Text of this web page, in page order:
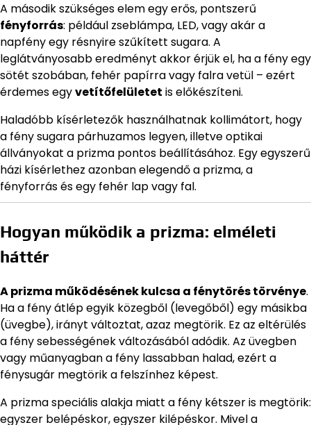
A második szükséges elem egy erős, pontszerű
fényforrás: például zseblámpa, LED, vagy akár a
napfény egy résnyire szűkített sugara. A
leglátványosabb eredményt akkor érjük el, ha a fény egy
sötét szobában, fehér papírra vagy falra vetül – ezért
érdemes egyvetítőfelületet is előkészíteni.
Haladóbb kísérletezők használhatnak kollimátort, hogy
a fény sugara párhuzamos legyen, illetve optikai
állványokat a prizma pontos beállításához. Egy egyszerű
házi kísérlethez azonban elegendő a prizma, a
fényforrás és egy fehér lap vagy fal.
Hogyan működik a prizma: elméleti
háttér
A prizma működésének kulcsa a fénytörés törvénye.
Ha a fény átlép egyik közegből (levegőből) egy másikba
(üvegbe), irányt változtat, azaz megtörik. Ez az eltérülés
a fény sebességének változásából adódik. Az üvegben
vagy műanyagban a fény lassabban halad, ezért a
fénysugár megtörik a felszínhez képest.
A prizma speciális alakja miatt a fény kétszer is megtörik:
egyszer belépéskor, egyszer kilépéskor. Mivel a